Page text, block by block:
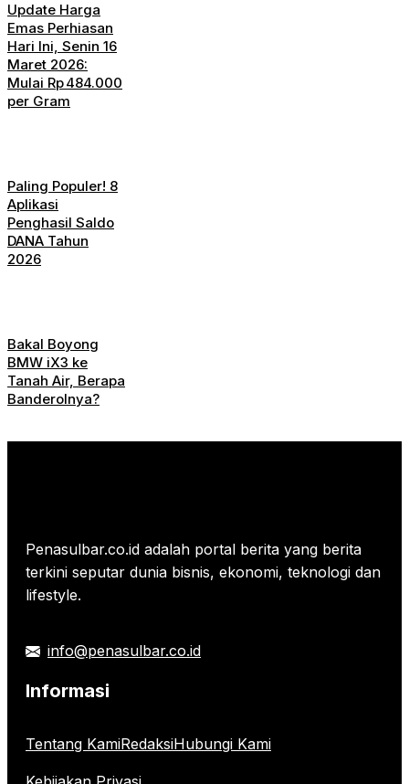
Update Harga
Emas Perhiasan
Hari Ini, Senin 16
Maret 2026:
Mulai Rp 484.000
per Gram
Paling Populer! 8
Aplikasi
Penghasil Saldo
DANA Tahun
2026
Bakal Boyong
BMW iX3 ke
Tanah Air, Berapa
Banderolnya?
Penasulbar.co.id adalah portal berita yang berita
terkini seputar dunia bisnis, ekonomi, teknologi dan
lifestyle.
info@penasulbar.co.id
Informasi
Tentang KamiRedaksiHubungi Kami